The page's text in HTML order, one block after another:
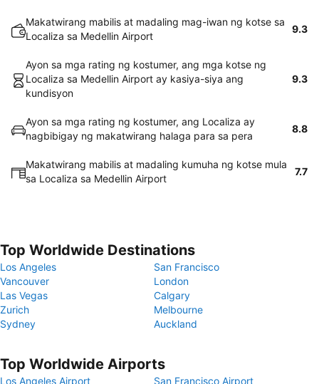
Makatwirang mabilis at madaling mag-iwan ng kotse sa
Localiza sa Medellin Airport
9.3
Ayon sa mga rating ng kostumer, ang mga kotse ng
Localiza sa Medellin Airport ay kasiya-siya ang
kundisyon
9.3
Ayon sa mga rating ng kostumer, ang Localiza ay
nagbibigay ng makatwirang halaga para sa pera
8.8
Makatwirang mabilis at madaling kumuha ng kotse mula
sa Localiza sa Medellin Airport
7.7
Top Worldwide Destinations
Los Angeles
San Francisco
Vancouver
London
Las Vegas
Calgary
Zurich
Melbourne
Sydney
Auckland
Top Worldwide Airports
Los Angeles Airport San Francisco Airport